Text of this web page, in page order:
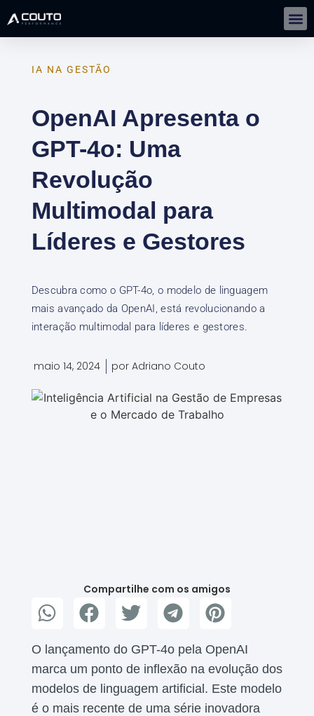
IA NA GESTÃO
OpenAI Apresenta o
GPT-4o: Uma
Revolução
Multimodal para
Líderes e Gestores
Descubra como o GPT-4o, o modelo de linguagem
mais avançado da OpenAI, está revolucionando a
interação multimodal para líderes e gestores.
maio 14, 2024 por Adriano Couto
Compartilhe com os amigos
O lançamento do GPT-4o pela OpenAI
marca um ponto de inflexão na evolução dos
modelos de linguagem artificial. Este modelo
é o mais recente de uma série inovadora